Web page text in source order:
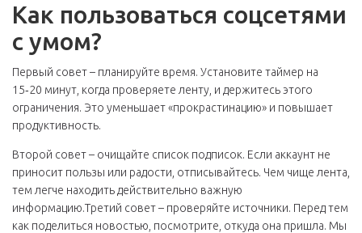
Как пользоваться соцсетями
с умом?
Первый совет – планируйте время. Установите таймер на
15‑20 минут, когда проверяете ленту, и держитесь этого
ограничения. Это уменьшает «прокрастинацию» и повышает
продуктивность.
Второй совет – очищайте список подписок. Если аккаунт не
приносит пользы или радости, отписывайтесь. Чем чище лента,
тем легче находить действительно важную
информацию.Третий совет – проверяйте источники. Перед тем
как поделиться новостью, посмотрите, откуда она пришла. Мы